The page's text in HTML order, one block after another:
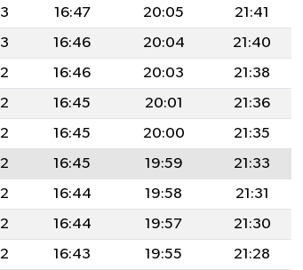
16:47 20:05
21:41
16:46 20:04
21:40
16:46 20:03
21:38
16:45 20:01
21:36
16:45 20:00
21:35
16:45 19:59
21:33
16:44 19:58
21:31
16:44 19:57
21:30
16:43 19:55
21:28